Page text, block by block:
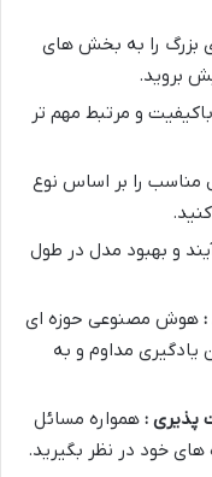
بزرگ را به بخش های
بروید.
و مرتبط مهم تر
مناسب را بر اساس نوع
و بهبود مدل در طول
: هوش مصنوعی حوزه ای
مداوم و به
پذیری : همواره مسائل
های خود در نظر بگیرید.